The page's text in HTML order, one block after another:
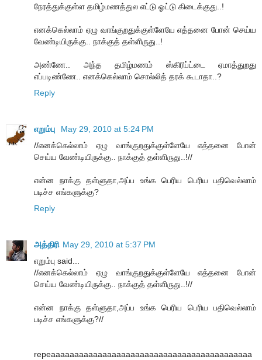
நேரத்துக்குள்ள தமிழ்மணத்துல எட்டு ஓட்டு கிடைக்குது..!
எனக்கெல்லாம் ஏழு வாங்குறதுக்குள்ளேயே எத்தனை போன் செய்ய
வேண்டியிருக்கு.. நாக்குத் தள்ளிருது..!
அண்ணே.. அந்த தமிழ்மணம் ஸ்கிரிப்ட்டை ஏமாத்துறது
எப்படிண்ணே.. எனக்கெல்லாம் சொல்லித் தரக் கூடாதா..?
Reply
எறும்பு
May 29, 2010 at 5:24 PM
//எனக்கெல்லாம் ஏழு வாங்குறதுக்குள்ளேயே எத்தனை போன்
செய்ய வேண்டியிருக்கு.. நாக்குத் தள்ளிருது..!//
என்ன நாக்கு தள்ளுதா,அப்ப உங்க பெரிய பெரிய பதிவெல்லாம்
படிச்ச எங்களுக்கு?
Reply
அத்திரி May 29, 2010 at 5:37 PM
எறும்பு said...
//எனக்கெல்லாம் ஏழு வாங்குறதுக்குள்ளேயே எத்தனை போன்
செய்ய வேண்டியிருக்கு.. நாக்குத் தள்ளிருது..!//
என்ன நாக்கு தள்ளுதா,அப்ப உங்க பெரிய பெரிய பதிவெல்லாம்
படிச்ச எங்களுக்கு?//
repeaaaaaaaaaaaaaaaaaaaaaaaaaaaaaaaaaaaaaaaaaaa